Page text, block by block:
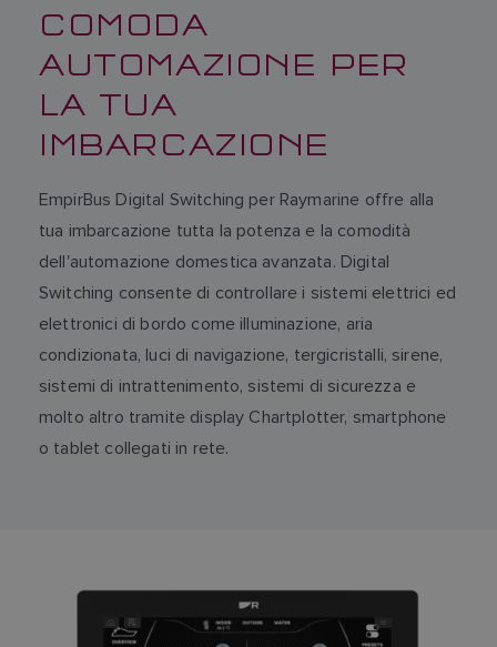
COMODA
AUTOMAZIONE PER
LA TUA
IMBARCAZIONE
EmpirBus Digital Switching per Raymarine offre alla
tua imbarcazione tutta la potenza e la comodità
dell'automazione domestica avanzata. Digital
Switching consente di controllare i sistemi elettrici ed
elettronici di bordo come illuminazione, aria
condizionata, luci di navigazione, tergicristalli, sirene,
sistemi di intrattenimento, sistemi di sicurezza e
molto altro tramite display Chartplotter, smartphone
o tablet collegati in rete.